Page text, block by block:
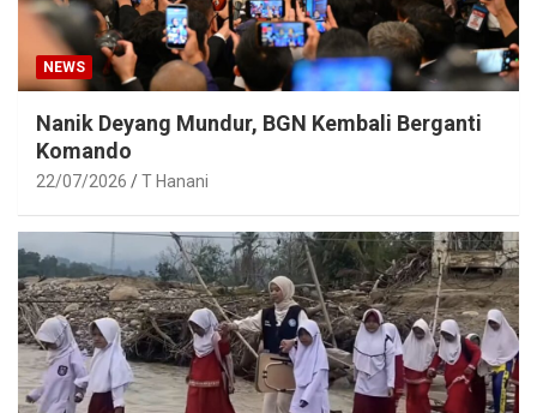
NEWS
Nanik Deyang Mundur, BGN Kembali Berganti
Komando
22/07/2026 T Hanani